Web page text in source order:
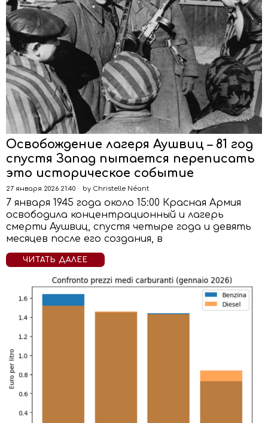
Освобождение лагеря Аушвиц – 81 год
спустя Запад пытается переписать
это историческое событие
27 января 2026 21:40 by Christelle Néant
7 января 1945 года около 15:00 Красная Армия
освободила концентрационный и лагерь
смерти Аушвиц, спустя четыре года и девять
месяцев после его создания, в
ЧИТАТЬ ДАЛЕЕ